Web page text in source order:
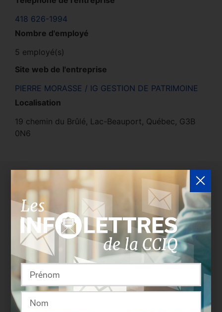
418 626-1994
Nombre d'employé
5 employé(s)
Site web de l'entreprise
PIERRE MORASSE / IG GESTION DE PATRIMOINE
Localisation
19 chemin du Brûlé, Lac-Beauport, Québec, G3B
0N6
Délégués de l'entreprise
Les entreprises membres peuvent bénéficier d’une
version plus détaillée du répertoire via leur espace
sécurisé.
Connectez-vous afin de consulter le
profil complet des entreprises incluant les
coordonnées des délégués inscrits. Vous n'êtes
pas membre? N'attendez plus et
devenez membre!